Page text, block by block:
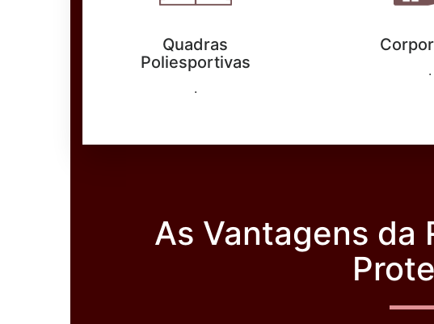
Quadras
Poliesportivas
.
.
As Vantagens da